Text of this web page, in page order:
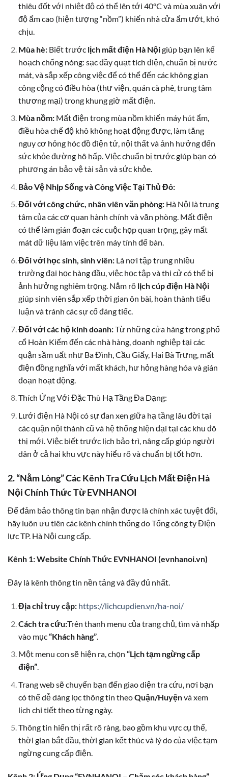
thiêu đốt với nhiệt độ có thể lên tới 40°C và mùa xuân với
độ ẩm cao (hiện tượng “nồm”) khiến nhà cửa ẩm ướt, khó
chịu.
Mùa hè:Biết trước lịch mất điện Hà Nộigiúp bạn lên kế
hoạch chống nóng: sạc đầy quạt tích điện, chuẩn bị nước
mát, và sắp xếp công việc để có thể đến các không gian
công cộng có điều hòa (thư viện, quán cà phê, trung tâm
thương mại) trong khung giờ mất điện.
Mùa nồm:Mất điện trong mùa nồm khiến máy hút ẩm,
điều hòa chế độ khô không hoạt động được, làm tăng
nguy cơ hỏng hóc đồ điện tử, nội thất và ảnh hưởng đến
sức khỏe đường hô hấp. Việc chuẩn bị trước giúp bạn có
phương án bảo vệ tài sản và sức khỏe.
Bảo Vệ Nhịp Sống và Công Việc Tại Thủ Đô:
Đối với công chức, nhân viên văn phòng:Hà Nội là trung
tâm của các cơ quan hành chính và văn phòng. Mất điện
có thể làm gián đoạn các cuộc họp quan trọng, gây mất
mát dữ liệu làm việc trên máy tính để bàn.
Đối với học sinh, sinh viên:Là nơi tập trung nhiều
trường đại học hàng đầu, việc học tập và thi cử có thể bị
ảnh hưởng nghiêm trọng. Nắm rõ lịch cúp điện Hà Nội
giúp sinh viên sắp xếp thời gian ôn bài, hoàn thành tiểu
luận và tránh các sự cố đáng tiếc.
Đối với các hộ kinh doanh:Từ những cửa hàng trong phố
cổ Hoàn Kiếm đến các nhà hàng, doanh nghiệp tại các
quận sầm uất như Ba Đình, Cầu Giấy, Hai Bà Trưng, mất
điện đồng nghĩa với mất khách, hư hỏng hàng hóa và gián
đoạn hoạt động.
Thích Ứng Với Đặc Thù Hạ Tầng Đa Dạng:
Lưới điện Hà Nội có sự đan xen giữa hạ tầng lâu đời tại
các quận nội thành cũ và hệ thống hiện đại tại các khu đô
thị mới. Việc biết trước lịch bảo trì, nâng cấp giúp người
dân ở cả hai khu vực này hiểu rõ và chuẩn bị tốt hơn.
2. “Nằm Lòng” Các Kênh Tra Cứu Lịch Mất Điện Hà
Nội Chính Thức Từ EVNHANOI
Để đảm bảo thông tin bạn nhận được là chính xác tuyệt đối,
hãy luôn ưu tiên các kênh chính thống do Tổng công ty Điện
lực TP. Hà Nội cung cấp.
Kênh 1: Website Chính Thức EVNHANOI (evnhanoi.vn)
Đây là kênh thông tin nền tảng và đầy đủ nhất.
Địa chỉ truy cập: https://lichcupdien.vn/ha-noi/
Cách tra cứu:Trên thanh menu của trang chủ, tìm và nhấp
vào mục“Khách hàng”.
Một menu con sẽ hiện ra, chọn “Lịch tạm ngừng cấp
điện”.
Trang web sẽ chuyển bạn đến giao diện tra cứu, nơi bạn
có thể dễ dàng lọc thông tin theoQuận/Huyệnvà xem
lịch chi tiết theo từng ngày.
Thông tin hiển thị rất rõ ràng, bao gồm khu vực cụ thể,
thời gian bắt đầu, thời gian kết thúc và lý do của việc tạm
ngừng cung cấp điện.